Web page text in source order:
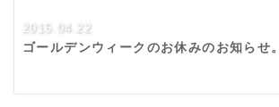
2015.04.22
ゴールデンウィークのお休みのお知らせ。